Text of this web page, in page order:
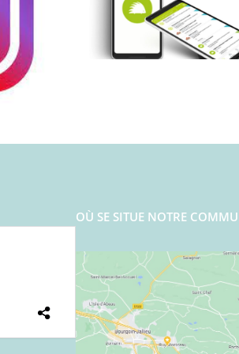
OÙ SE SITUE NOTRE